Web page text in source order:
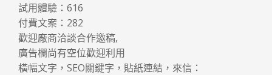
試用體驗： 616
付費文案： 282
歡迎廠商洽談合作邀稿,
廣告欄尚有空位歡迎利用
橫幅文字，SEO關鍵字，貼紙連結，來信：